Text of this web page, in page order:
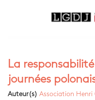
La
journées
Auteur(s) Association Henri